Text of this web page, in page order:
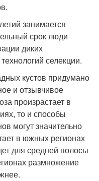
занимается
срок люди
диких
селекции.
кустов придумано
и отзывчивое
произрастает в
то и способы
могут значительно
в южных регионах
для средней полосы
размножение